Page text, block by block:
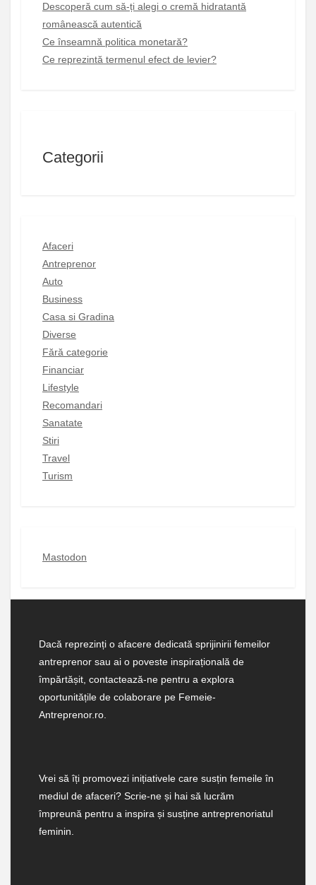
Descoperă cum să-ți alegi o cremă hidratantă
românească autentică
Ce înseamnă politica monetară?
Ce reprezintă termenul efect de levier?
Categorii
Afaceri
Antreprenor
Auto
Business
Casa si Gradina
Diverse
Fără categorie
Financiar
Lifestyle
Recomandari
Sanatate
Stiri
Travel
Turism
Mastodon
Dacă reprezinți o afacere dedicată sprijinirii femeilor
antreprenor sau ai o poveste inspirațională de
împărtășit, contactează-ne pentru a explora
oportunitățile de colaborare pe Femeie-
Antreprenor.ro.
Vrei să îți promovezi inițiativele care susțin femeile în
mediul de afaceri? Scrie-ne și hai să lucrăm
împreună pentru a inspira și susține antreprenoriatul
feminin.